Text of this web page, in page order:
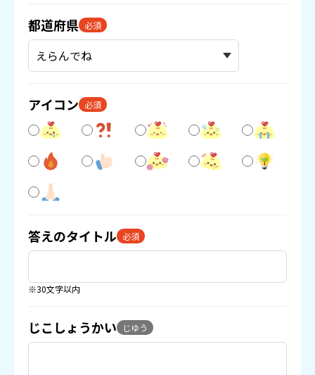
都道府県 必須
アイコン 必須
答えのタイトル 必須
※30文字以内
じこしょうかい じゆう